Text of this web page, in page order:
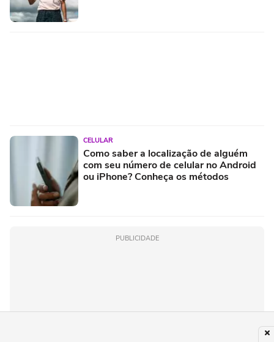
CELULAR
Como saber a localização de alguém
com seu número de celular no Android
ou iPhone? Conheça os métodos
PUBLICIDADE